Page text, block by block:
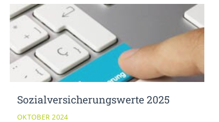
Sozialversicherungswerte 2025
OKTOBER 2024